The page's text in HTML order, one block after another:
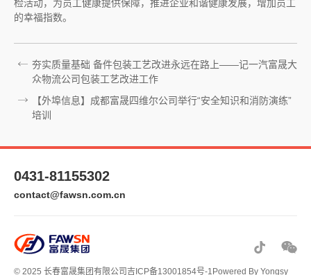
检活动，为员工健康提供保障，推进企业和谐健康发展，增加员工
的幸福指数。
夯实质量基础 备件包装工艺改进永远在路上——记一汽富晟大
众物流公司包装工艺改进工作
【外埠信息】成都富晟四维尔公司举行“安全知识和消防演练”
培训
0431-81155302
contact@fawsn.com.cn
© 2025 长春富晟集团有限公司 吉ICP备13001854号-1 Powered By Yongsy